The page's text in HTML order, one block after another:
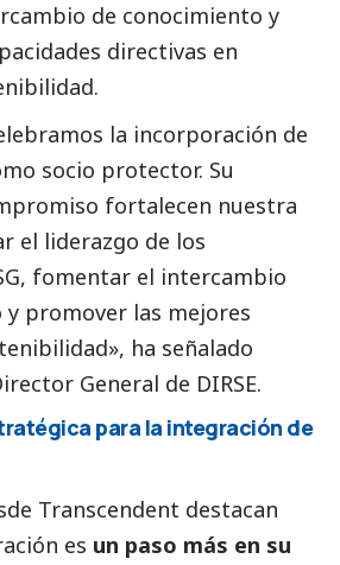
de conocimiento y
directivas en
la incorporación de
socio protector. Su
fortalecen nuestra
el liderazgo de los
fomentar el intercambio
promover las mejores
ha señalado
General de DIRSE.
para la integración de
Transcendent destacan
es un paso más en su